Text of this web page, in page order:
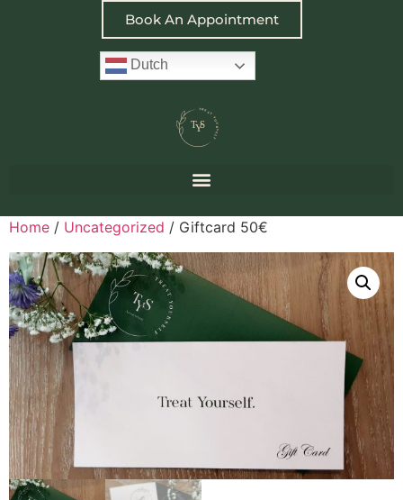
Book An Appointment
Dutch
Home / Uncategorized / Giftcard 50€